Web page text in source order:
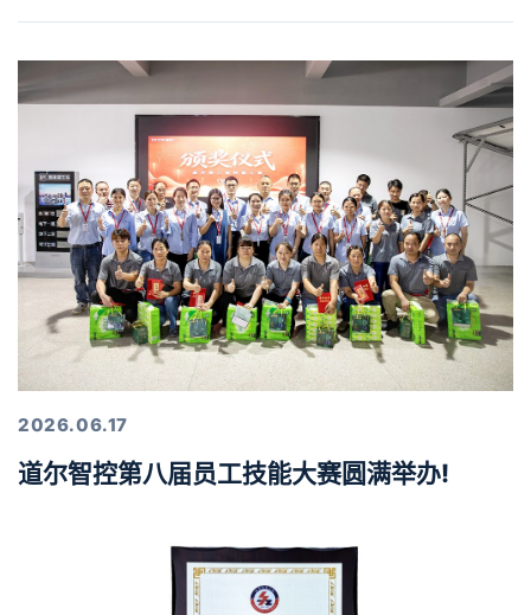
2026.06.17
道尔智控第八届员工技能大赛圆满举办!